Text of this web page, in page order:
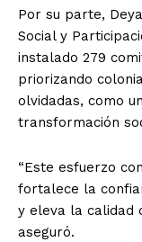
Por su parte,
Social y
instalado 279
priorizando
olvidadas, como
transformación
“Este esfuerzo
fortalece la
y eleva la calidad
aseguró.